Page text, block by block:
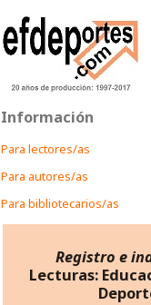
Información
Para lectores/as
Para autores/as
Para bibliotecarios/as
Registro e
Lecturas: